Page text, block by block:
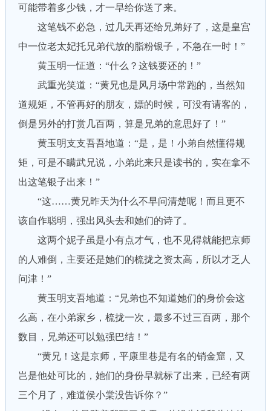
可能带着多少钱，才一早给你送了来。
这笔钱不必急，过几天再还给兄弟好了，这是皇宫
中一位老太妃托兄弟代放的脂粉银子，不急在一时！”
黄玉明一怔道：“什么？这钱要还的！”
武重光笑道：“黄兄也是风月场中常跑的，当然知
道规矩，不管再好的朋友，嫖的时候，可没有请客的，
倒是另外的打赏几百两，算是兄弟的意思好了！”
黄玉明支支吾吾地道：“是，是！小弟自然懂得规
矩，可是不瞒武兄说，小弟此来只是读书的，实在拿不
出这笔银子出来！”
“这……黄兄昨天为什么不早问清楚呢！而且更不
该自作聪明，强出风头去和她们的诗了。
这两个妮子虽是小有点才气，也不见得就能把京师
的人难倒，主要还是她们的梳拢之资太高，所以才乏人
问津！”
黄玉明支吾地道：“兄弟也不知道她们的身价会这
么高，在小弟家乡，梳拢一次，最多不过三百两，那个
数目，兄弟还可以勉强巴结！”
“黄兄！这是京师，平康里巷是有名的销金窟，又
岂是他处可比的，她们的身份早就标了出来，已经有两
三个月了，难道侯小棠没告诉你？”